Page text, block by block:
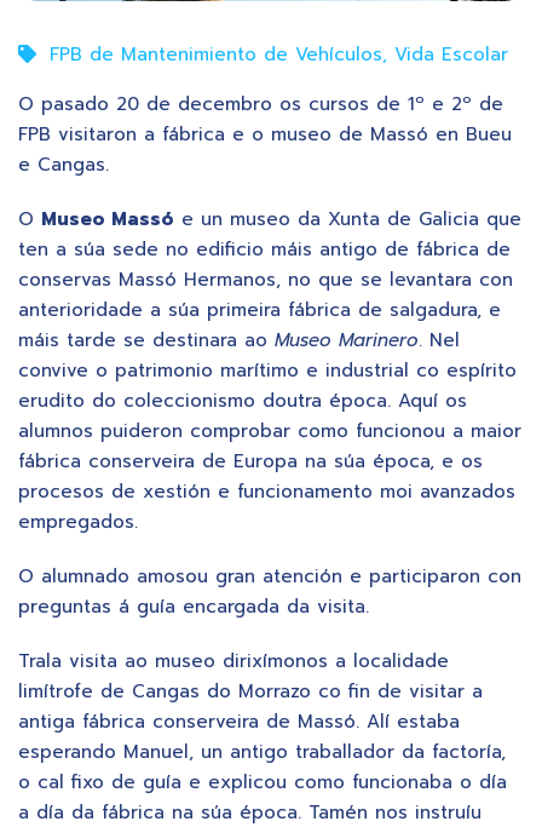
FPB de Mantenimiento de Vehículos, Vida Escolar
O pasado 20 de decembro os cursos de 1º e 2º de
FPB visitaron a fábrica e o museo de Massó en Bueu
e Cangas.
O Museo Massó e un museo da Xunta de Galicia que
ten a súa sede no edificio máis antigo de fábrica de
conservas Massó Hermanos, no que se levantara con
anterioridade a súa primeira fábrica de salgadura, e
máis tarde se destinara ao Museo Marinero. Nel
convive o patrimonio marítimo e industrial co espírito
erudito do coleccionismo doutra época. Aquí os
alumnos puideron comprobar como funcionou a maior
fábrica conserveira de Europa na súa época, e os
procesos de xestión e funcionamento moi avanzados
empregados.
O alumnado amosou gran atención e participaron con
preguntas á guía encargada da visita.
Trala visita ao museo dirixímonos a localidade
limítrofe de Cangas do Morrazo co fin de visitar a
antiga fábrica conserveira de Massó. Alí estaba
esperando Manuel, un antigo traballador da factoría,
o cal fixo de guía e explicou como funcionaba o día
a día da fábrica na súa época. Tamén nos instruíu